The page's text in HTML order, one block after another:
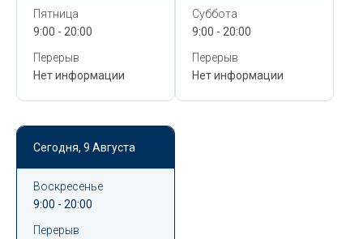
Пятница
9:00 - 20:00
Перерыв
Нет информации
Суббота
9:00 - 20:00
Перерыв
Нет информации
Сегодня, 9 Августа
Воскресенье
9:00 - 20:00
Перерыв